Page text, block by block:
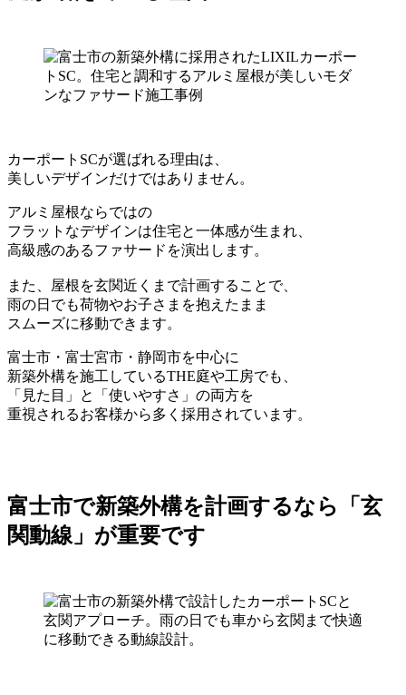
カーポートSCが選ばれる理由は、
美しいデザインだけではありません。
アルミ屋根ならではの
フラットなデザインは住宅と一体感が生まれ、
高級感のあるファサードを演出します。
また、屋根を玄関近くまで計画することで、
雨の日でも荷物やお子さまを抱えたまま
スムーズに移動できます。
富士市・富士宮市・静岡市を中心に
新築外構を施工しているTHE庭や工房でも、
「見た目」と「使いやすさ」の両方を
重視されるお客様から多く採用されています。
富士市で新築外構を計画するなら「玄
関動線」が重要です